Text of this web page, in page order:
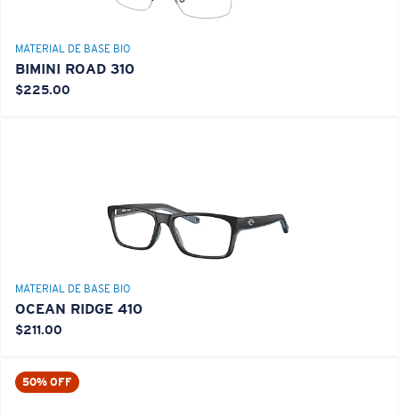
MATERIAL DE BASE BIO
BIMINI ROAD 310
$225.00
MATERIAL DE BASE BIO
OCEAN RIDGE 410
$211.00
50% OFF